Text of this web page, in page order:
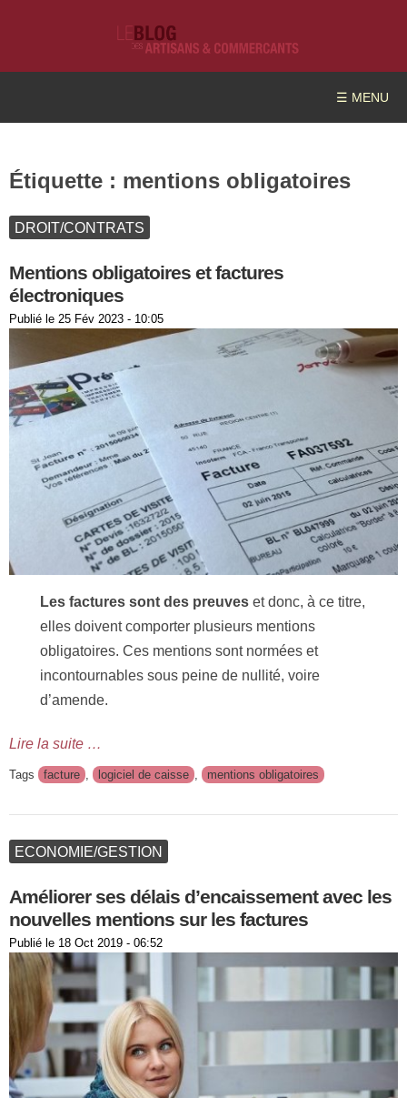
☰ MENU
Étiquette : mentions obligatoires
DROIT/CONTRATS
Mentions obligatoires et factures
électroniques
Publié le 25 Fév 2023 - 10:05
Les factures sont des preuveset donc, à ce titre,
elles doivent comporter plusieurs mentions
obligatoires. Ces mentions sont normées et
incontournables sous peine de nullité, voire
d’amende.
Lire la suite …
Tags facture logiciel de caisse mentions obligatoires
ECONOMIE/GESTION
Améliorer ses délais d’encaissement avec les
nouvelles mentions sur les factures
Publié le 18 Oct 2019 - 06:52